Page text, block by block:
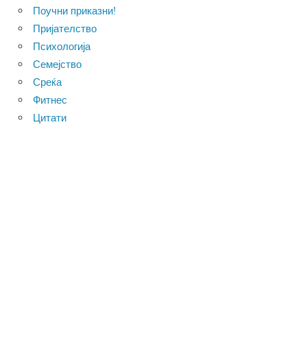
Поучни приказни!
Пријателство
Психологија
Семејство
Среќа
Фитнес
Цитати